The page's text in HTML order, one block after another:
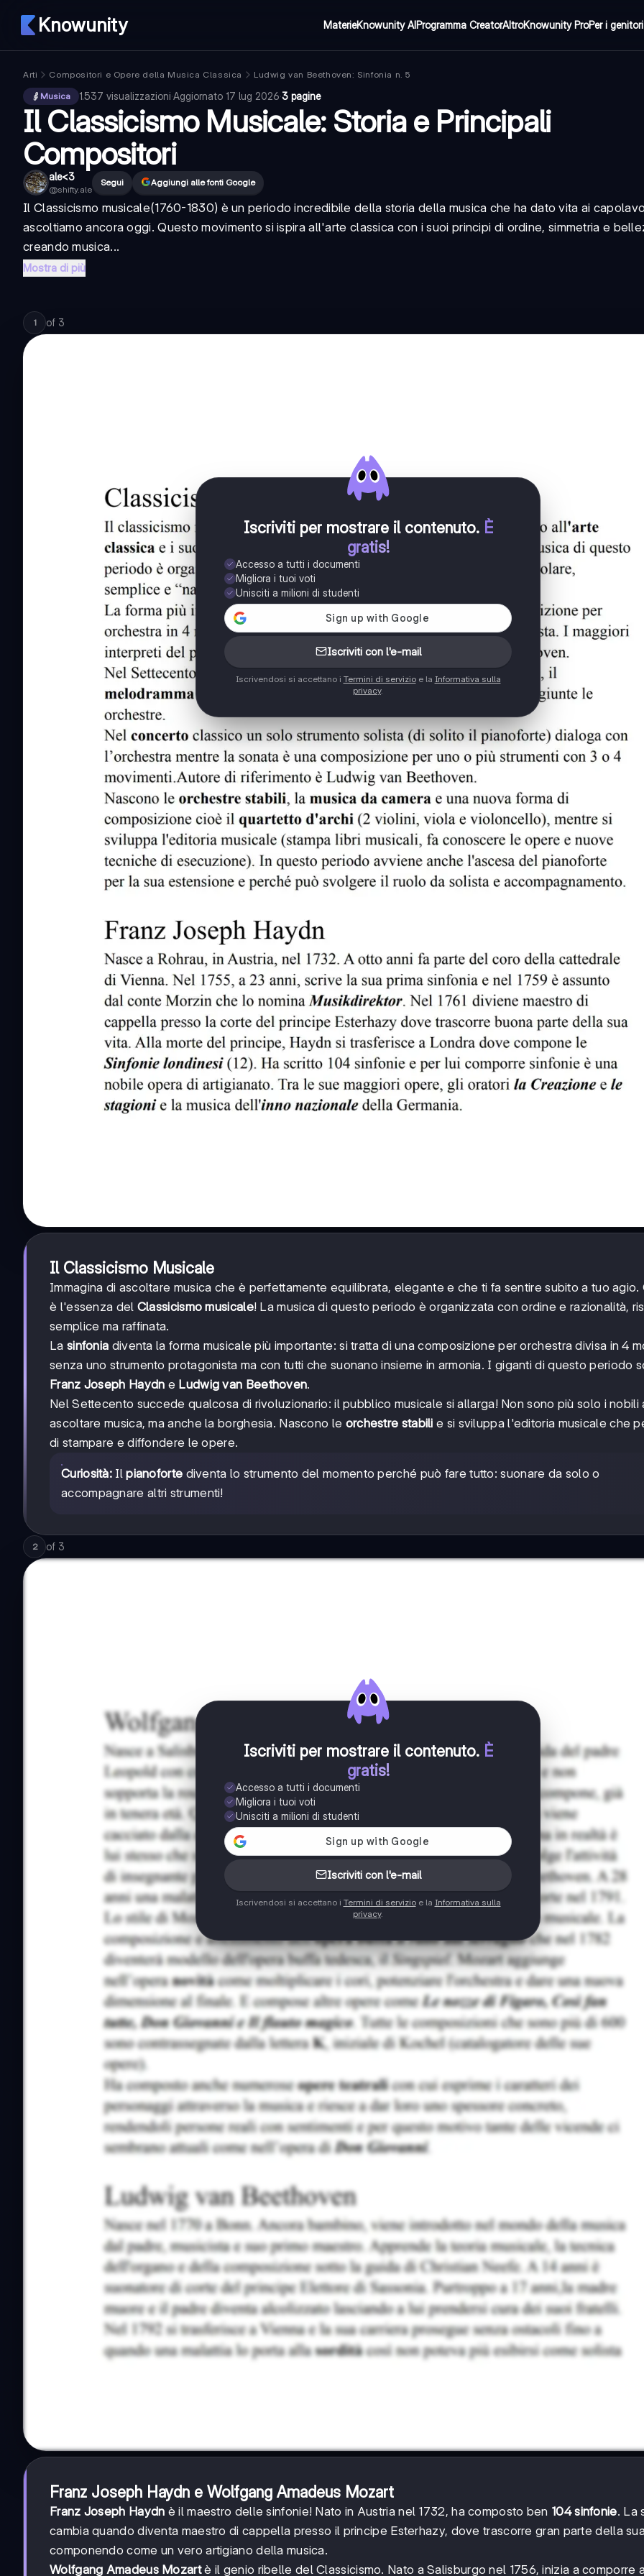
Knowunity MaterieKnowunity AIProgramma CreatorAltroKnowunity ProPer i genitori
Arti Compositori e Opere della Musica Classica
Ludwig van Beethoven: Sinfonia n. 5
Musica
1.537 visualizzazioni·Aggiornato 17 lug 2026·3 pagine
Il Classicismo Musicale: Storia e Principali
Compositori
ale<3
@shifty.ale
Segui Aggiungi alle fonti Google
Il Classicismo musicale(1760-1830) è un periodo incredibile della storia della musica che ha dato vita ai
ascoltiamo ancora oggi. Questo movimento si ispira all'arte classica con i suoi principi di ordine, simmetria e
creando musica...
Mostra di più
1 of 3
Iscriviti per mostrare il contenuto. È
gratis!
Accesso a tutti i documenti
Migliora i tuoi voti
Unisciti a milioni di studenti
Iscriviti con l'e-mail
Iscrivendosi si accettano i Termini di servizioe la Informativa sulla
privacy.
Il Classicismo Musicale
Immagina di ascoltare musica che è perfettamente equilibrata, elegante e che ti fa sentire subito a tuo agio.
è l'essenza del Classicismo musicale! La musica di questo periodo è organizzata con ordine e razionalità,
semplice ma raffinata.
La sinfonia diventa la forma musicale più importante: si tratta di una composizione per orchestra divisa in 4
senza uno strumento protagonista ma con tutti che suonano insieme in armonia. I giganti di questo periodo
Franz Joseph Haydn e Ludwig van Beethoven.
Nel Settecento succede qualcosa di rivoluzionario: il pubblico musicale si allarga! Non sono più solo i nobili
ascoltare musica, ma anche la borghesia. Nascono le orchestre stabili e si sviluppa l'editoria musicale che
di stampare e diffondere le opere.
Curiosità: Ilpianoforte diventa lo strumento del momento perché può fare tutto: suonare da solo o
accompagnare altri strumenti!
2 of 3
Iscriviti per mostrare il contenuto. È
gratis!
Accesso a tutti i documenti
Migliora i tuoi voti
Unisciti a milioni di studenti
Iscriviti con l'e-mail
Iscrivendosi si accettano i Termini di servizioe la Informativa sulla
privacy.
Franz Joseph Haydn e Wolfgang Amadeus Mozart
Franz Joseph Haydn è il maestro delle sinfonie! Nato in Austria nel 1732, ha composto ben 104 sinfonie. La
cambia quando diventa maestro di cappella presso il principe Esterhazy, dove trascorre gran parte della
componendo come un vero artigiano della musica.
Wolfgang Amadeus Mozartè il genio ribelle del Classicismo. Nato a Salisburgo nel 1756, inizia a comporre